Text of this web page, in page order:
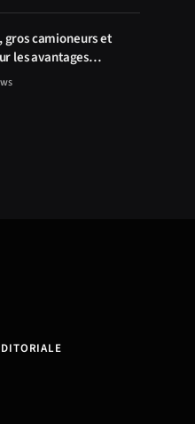
gros camioneurs et
les avantages
Kolwezi-Solwezi